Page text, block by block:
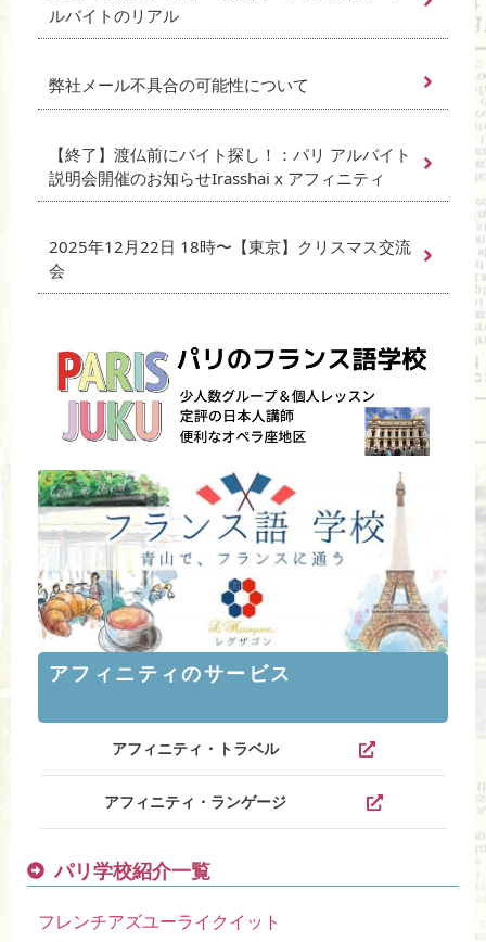
ルバイトのリアル
弊社メール不具合の可能性について
【終了】渡仏前にバイト探し！：パリ アルバイト
説明会開催のお知らせIrasshai x アフィニティ
2025年12月22日 18時〜【東京】クリスマス交流
会
アフィニティのサービス
アフィニティ・トラベル
アフィニティ・ランゲージ
パリ学校紹介一覧
フレンチアズユーライクイット